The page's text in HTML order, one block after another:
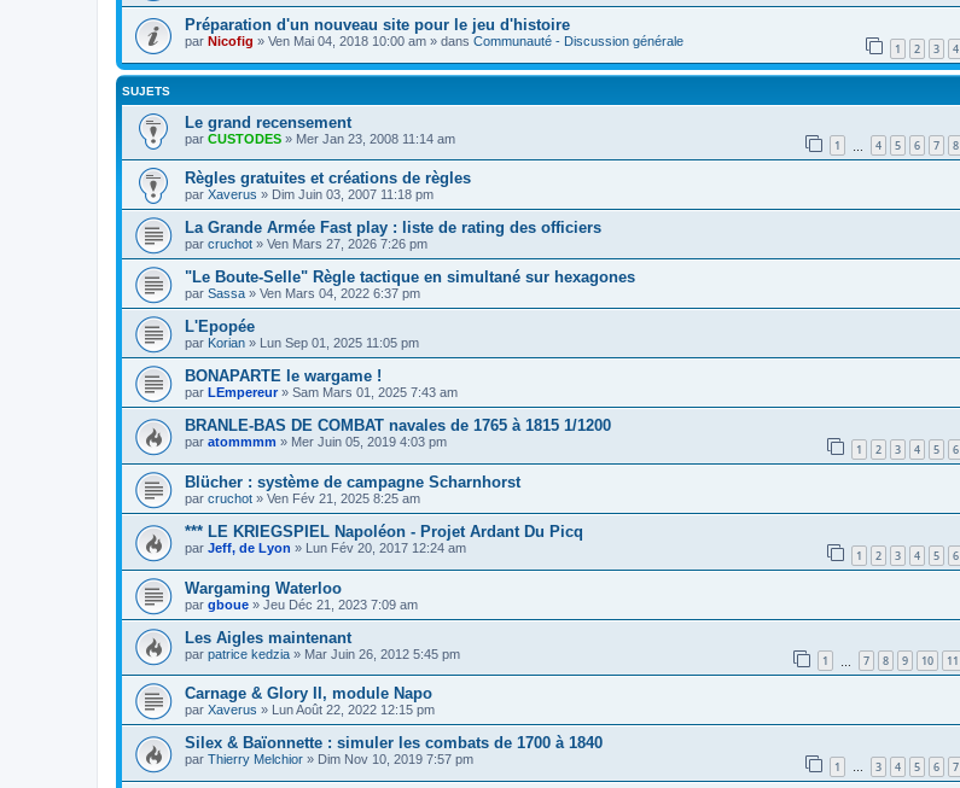
Préparation d'un nouveau site pour le jeu d'histoire
par Nicofig » Ven Mai 04, 2018 10:00 am » dans Communauté - Discussion générale 1 2 3 4
SUJETS
Le grand recensement
par CUSTODES » Mer Jan 23, 2008 11:14 am 1 4 5 6 7 8
Règles gratuites et créations de règles
par Xaverus » Dim Juin 03, 2007 11:18 pm
La Grande Armée Fast play : liste de rating des officiers
par cruchot » Ven Mars 27, 2026 7:26 pm
"Le Boute-Selle" Règle tactique en simultané sur hexagones
par Sassa » Ven Mars 04, 2022 6:37 pm
L'Epopée
par Korian » Lun Sep 01, 2025 11:05 pm
BONAPARTE le wargame !
par LEmpereur» Sam Mars 01, 2025 7:43 am
BRANLE-BAS DE COMBAT navales de 1765 à 1815 1/1200
par atommmm » Mer Juin 05, 2019 4:03 pm 1 2 3 4 5 6
Blücher : système de campagne Scharnhorst
par cruchot » Ven Fév 21, 2025 8:25 am
*** LE KRIEGSPIEL Napoléon - Projet Ardant Du Picq
par Jeff, de Lyon » Lun Fév 20, 2017 12:24 am 1 2 3 4 5 6
Wargaming Waterloo
par gboue » Jeu Déc 21, 2023 7:09 am
Les Aigles maintenant
par patrice kedzia » Mar Juin 26, 2012 5:45 pm 1 7 8 9 10 11
Carnage & Glory II, module Napo
par Xaverus » Lun Août 22, 2022 12:15 pm
Silex & Baïonnette : simuler les combats de 1700 à 1840
par Thierry Melchior » Dim Nov 10, 2019 7:57 pm 1 … 3 4 5 6 7